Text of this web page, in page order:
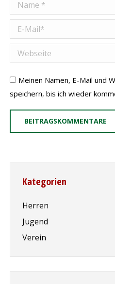
E-Mail *
Webseite
Meinen Namen, E-Mail und
speichern, bis ich wieder
BEITRAGSKOMMENTARE
Kategorien
Herren
Jugend
Verein